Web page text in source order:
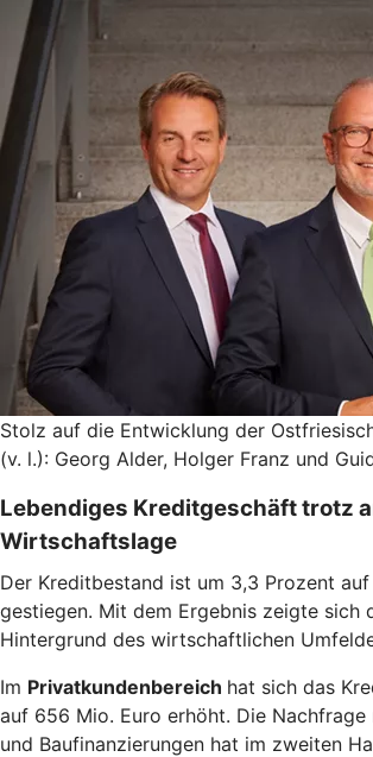
Stolz auf die Entwicklung der
(v. l.): Georg Alder, Holger Franz und
Lebendiges Kreditgeschäft trotz
Wirtschaftslage
Der Kreditbestand ist um 3,3 Prozent
gestiegen. Mit dem Ergebnis zeigte sich
Hintergrund des wirtschaftlichen
Im Privatkundenbereich hat sich das
auf 656 Mio. Euro erhöht. Die
und Baufinanzierungen hat im zweiten